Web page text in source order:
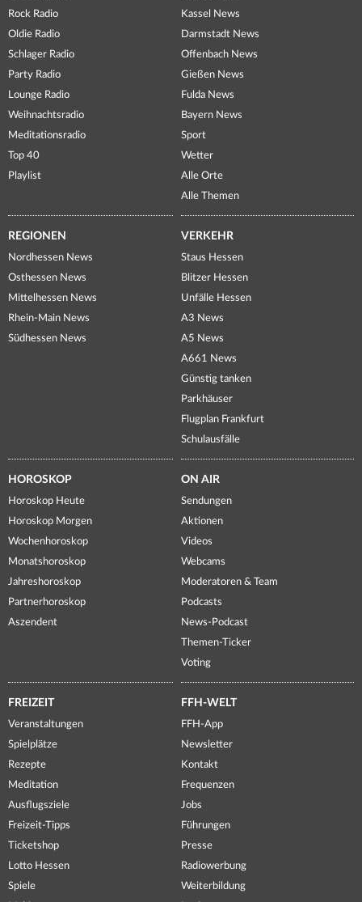
Rock Radio
Oldie Radio
Schlager Radio
Party Radio
Lounge Radio
Weihnachtsradio
Meditationsradio
Top 40
Playlist
Kassel News
Darmstadt News
Offenbach News
Gießen News
Fulda News
Bayern News
Sport
Wetter
Alle Orte
Alle Themen
REGIONEN
Nordhessen News
Osthessen News
Mittelhessen News
Rhein-Main News
Südhessen News
VERKEHR
Staus Hessen
Blitzer Hessen
Unfälle Hessen
A3 News
A5 News
A661 News
Günstig tanken
Parkhäuser
Flugplan Frankfurt
Schulausfälle
HOROSKOP
Horoskop Heute
Horoskop Morgen
Wochenhoroskop
Monatshoroskop
Jahreshoroskop
Partnerhoroskop
Aszendent
ON AIR
Sendungen
Aktionen
Videos
Webcams
Moderatoren & Team
Podcasts
News-Podcast
Themen-Ticker
Voting
FREIZEIT
Veranstaltungen
Spielplätze
Rezepte
Meditation
Ausflugsziele
Freizeit-Tipps
Ticketshop
Lotto Hessen
Spiele
FFH-WELT
FFH-App
Newsletter
Kontakt
Frequenzen
Jobs
Führungen
Presse
Radiowerbung
Weiterbildung